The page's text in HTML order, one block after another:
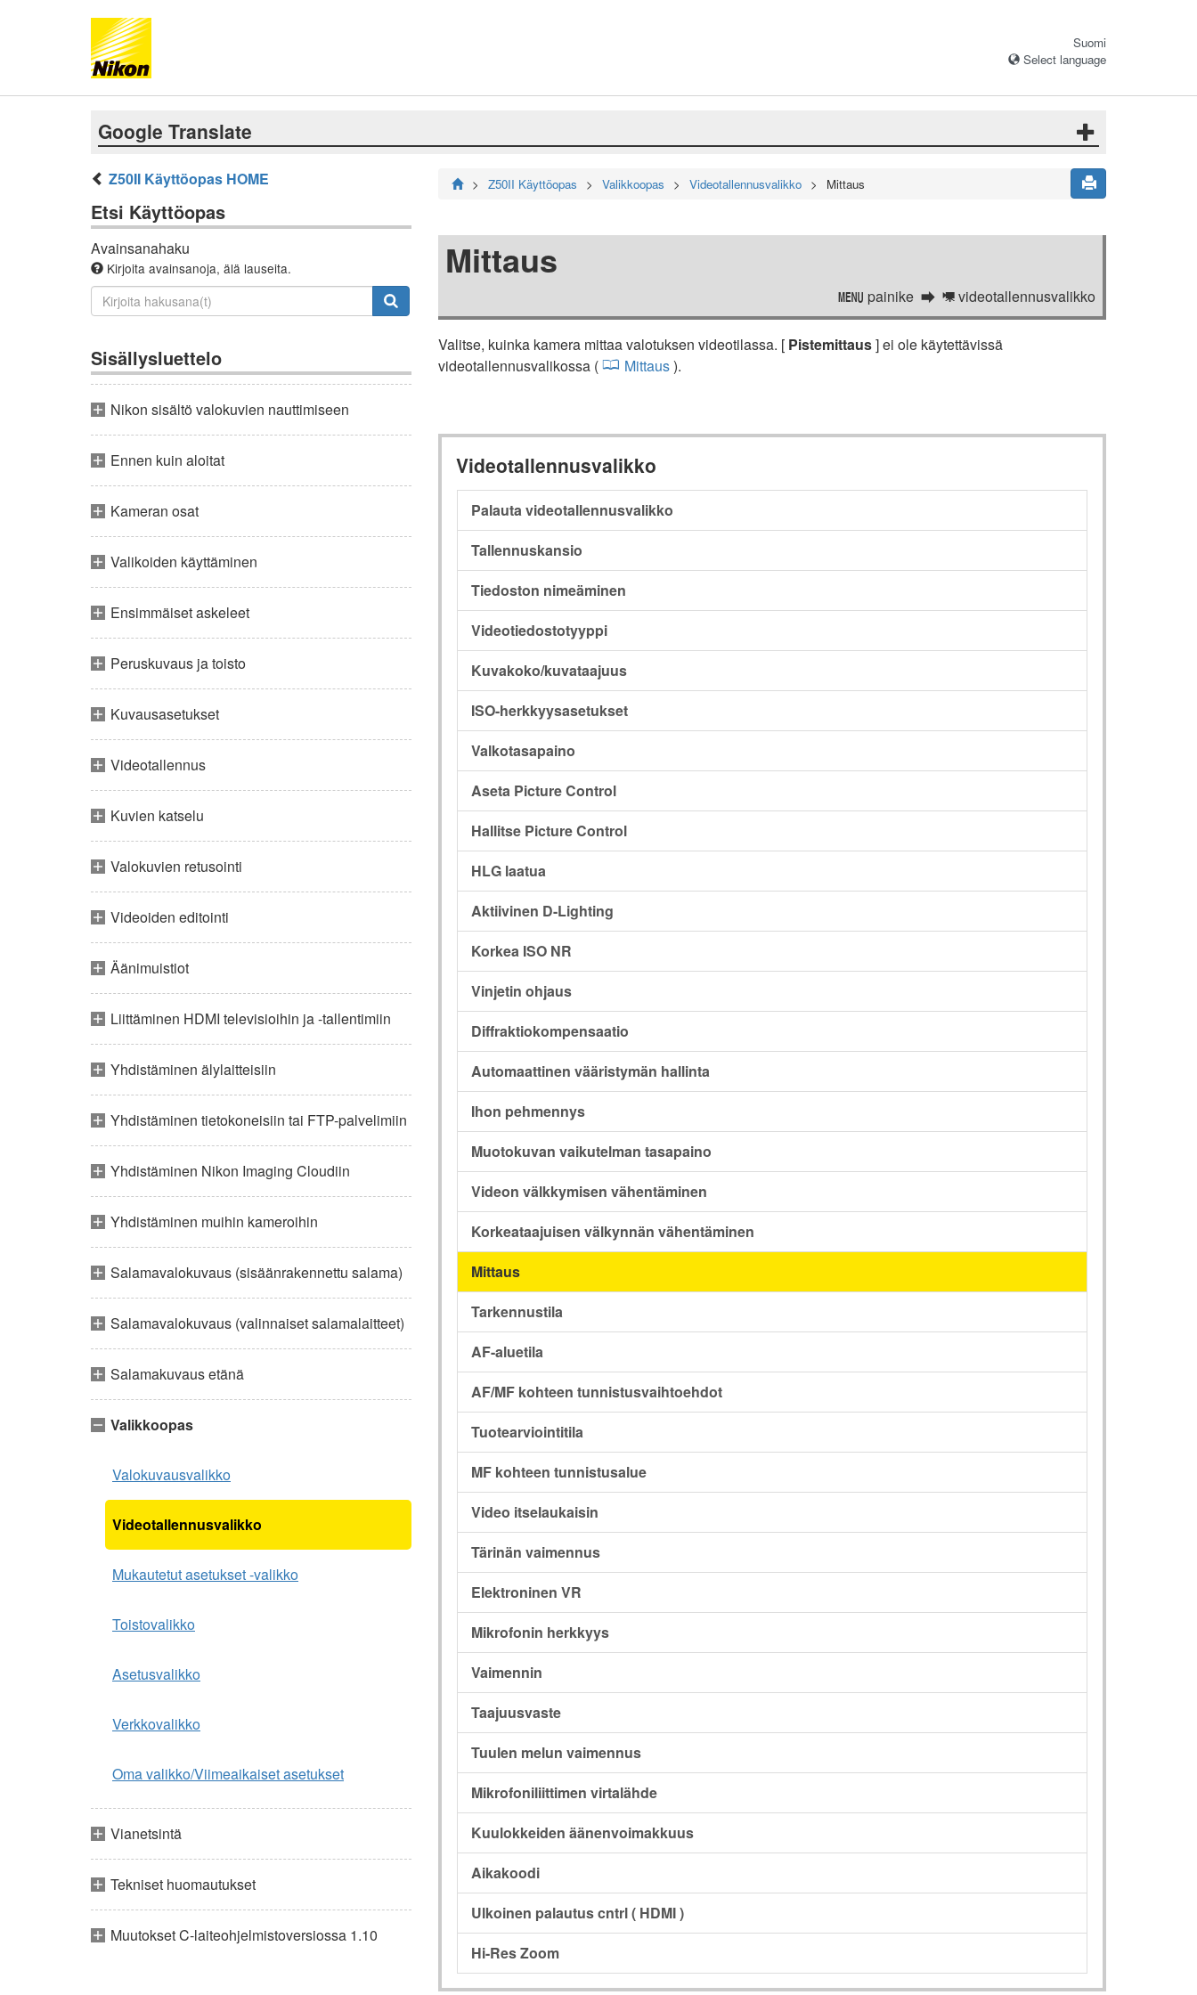
Suomi
Select language
Google Translate
Z50II Käyttöopas HOME
Etsi Käyttöopas
Avainsanahaku
Kirjoita avainsanoja, älä lauseita.
Sisällysluettelo
Nikon sisältö valokuvien nauttimiseen
Ennen kuin aloitat
Kameran osat
Valikoiden käyttäminen
Ensimmäiset askeleet
Peruskuvaus ja toisto
Kuvausasetukset
Videotallennus
Kuvien katselu
Valokuvien retusointi
Videoiden editointi
Äänimuistiot
Liittäminen HDMI televisioihin ja -tallentimiin
Yhdistäminen älylaitteisiin
Yhdistäminen tietokoneisiin tai FTP-palvelimiin
Yhdistäminen Nikon Imaging Cloudiin
Yhdistäminen muihin kameroihin
Salamavalokuvaus (sisäänrakennettu salama)
Salamavalokuvaus (valinnaiset salamalaitteet)
Salamakuvaus etänä
Valikkoopas
Valokuvausvalikko
Videotallennusvalikko
Mukautetut asetukset -valikko
Toistovalikko
Asetusvalikko
Verkkovalikko
Oma valikko/Viimeaikaiset asetukset
Vianetsintä
Tekniset huomautukset
Muutokset C-laiteohjelmistoversiossa 1.10
Z50II Käyttöopas Valikkoopas Videotallennusvalikko Mittaus
Mittaus
G painike 1 videotallennusvalikko
Valitse, kuinka kamera mittaa valotuksen videotilassa. [ Pistemittaus] ei ole käytettävissä
videotallennusvalikossa (
Mittaus).
Videotallennusvalikko
Palauta videotallennusvalikko
Tallennuskansio
Tiedoston nimeäminen
Videotiedostotyyppi
Kuvakoko/kuvataajuus
ISO-herkkyysasetukset
Valkotasapaino
Aseta Picture Control
Hallitse Picture Control
HLG laatua
Aktiivinen D-Lighting
Korkea ISO NR
Vinjetin ohjaus
Diffraktiokompensaatio
Automaattinen vääristymän hallinta
Ihon pehmennys
Muotokuvan vaikutelman tasapaino
Videon välkkymisen vähentäminen
Korkeataajuisen välkynnän vähentäminen
Mittaus
Tarkennustila
AF-aluetila
AF/MF kohteen tunnistusvaihtoehdot
Tuotearviointitila
MF kohteen tunnistusalue
Video itselaukaisin
Tärinän vaimennus
Elektroninen VR
Mikrofonin herkkyys
Vaimennin
Taajuusvaste
Tuulen melun vaimennus
Mikrofoniliittimen virtalähde
Kuulokkeiden äänenvoimakkuus
Aikakoodi
Ulkoinen palautus cntrl ( HDMI )
Hi-Res Zoom